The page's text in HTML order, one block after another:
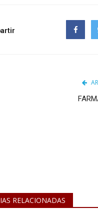
RELACIONADAS
Obras y Servicios Públicos